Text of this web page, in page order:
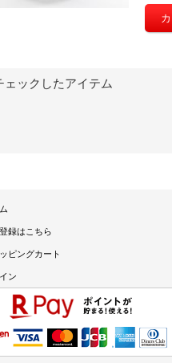
ェックしたアイテム
録はこちら
ピングカート
ン